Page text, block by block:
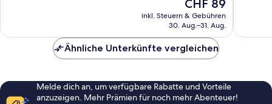
Preis
beträgt
CHF 89
inkl. Steuern & Gebühren
30. Aug.–31. Aug.
Ähnliche Unterkünfte vergleichen
Melde dich an, um verfügbare Rabatte und Vorteile
anzuzeigen. Mehr Prämien für noch mehr Abenteuer!